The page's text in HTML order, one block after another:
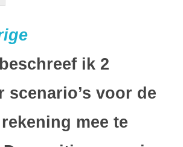
beschreef ik 2
scenario’s voor de
mee te